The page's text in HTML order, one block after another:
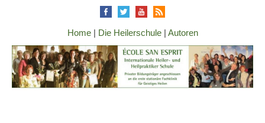
Home| Die Heilerschule| Autoren